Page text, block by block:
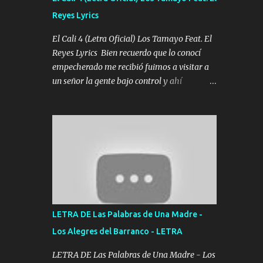
agarrar el vuelo y la mente y tranquilizando
Tomense un buen trago Y así es como
empezamos los versos que voy cantando
(Music) A vido alta y bajas La carreta se
atora Pero nunca le aflojamos Ya me han
pasado cosas Y aunque ustedes no sepan
es...
Reyes Lyrics
El Cali 4 (Letra Oficial) Los Tamayo Feat. El
Reyes Lyrics Bien recuerdo que lo conocí
empecherado me recibió fuimos a visitar a
un señor la gente bajo control y ahí
reglas no secuestr0 no r0bar De La C giró la
orden nos comanda el doble P bien firmes
con Alto PRIETO y la camisa es color Verde y
peleam0s la Bandera por todita a la ciudad
con los drones patrullando la Frontera De
blancas ya hace falta mi APA FLACO verde
se le extraña pa que sepan Aquí Pura GENTE
LETRA DE Las Palabras de Una Madre -
Los Alegres del Barranco - LETRA
LETRA DE Las Palabras de Una Madre - Los